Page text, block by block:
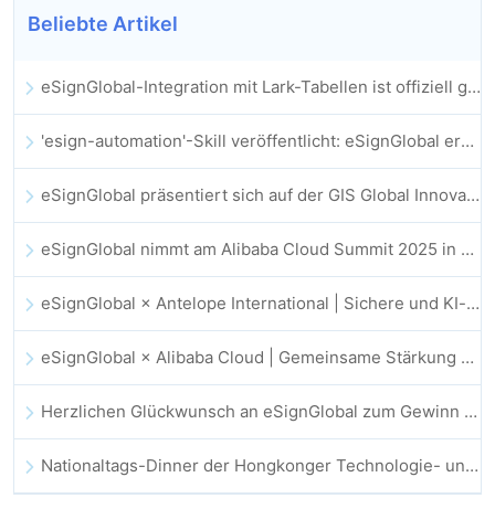
Beliebte Artikel
eSignGlobal-Integration mit Lark-Tabellen ist offiziell gestartet: Vollständige Automatisierung der elektronischen Vertragsunterzeichnung und -archivierung
'esign-automation'-Skill veröffentlicht: eSignGlobal ermöglicht OpenClaw automatisierte E-Signaturen
eSignGlobal präsentiert sich auf der GIS Global Innovation Exhibition 2025
eSignGlobal nimmt am Alibaba Cloud Summit 2025 in Hongkong teil und treibt KI-gestützte Cloud-Innovationen sowie digitales Vertrauen voran
eSignGlobal × Antelope International | Sichere und KI-gestützte digitale Workflows vorantreiben
eSignGlobal × Alibaba Cloud | Gemeinsame Stärkung des globalen digitalen Vertrauens im Fintech-Bereich
Herzlichen Glückwunsch an eSignGlobal zum Gewinn des CAHK STAR Award 2025!
Nationaltags-Dinner der Hongkonger Technologie- und Innovationsgemeinschaft